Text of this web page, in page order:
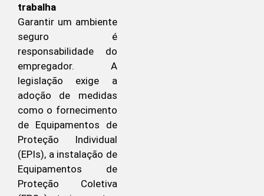
trabalha
Garantir um ambiente
seguro é
responsabilidade do
empregador. A
legislação exige a
adoção de medidas
como o fornecimento
de Equipamentos de
Proteção Individual
(EPIs), a instalação de
Equipamentos de
Proteção Coletiva